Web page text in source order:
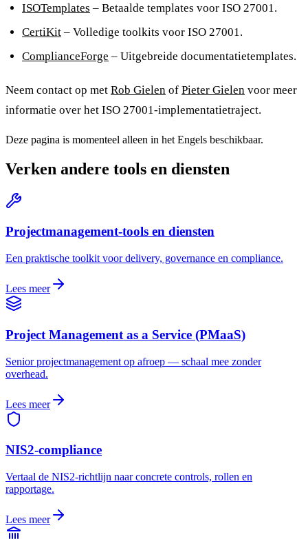
ISOTemplates – Betaalde templates voor ISO 27001.
CertiKit – Volledige toolkits voor ISO 27001.
ComplianceForge – Uitgebreide documentatietemplates.
Neem contact op met Rob Gielen of Pieter Gielen voor meer
informatie over het ISO 27001-implementatietraject.
Deze pagina is momenteel alleen in het Engels beschikbaar.
Verken andere tools en diensten
Projectmanagement-tools en diensten
Een praktische toolkit voor delivery, governance en compliance.
Lees meer
Project Management as a Service (PMaaS)
Senior projectmanagement op afroep — schaal mee zonder
overhead.
Lees meer
NIS2-compliance
Vertaal de NIS2-richtlijn naar concrete controls, rollen en
rapportage.
Lees meer